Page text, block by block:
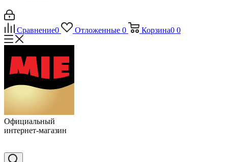
Сравнение0 Отложенные 0 Корзина0 0
Официальный
интернет-магазин